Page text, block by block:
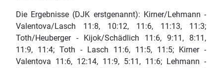
Die Ergebnisse (DJK erstgenannt): Kirner/Lehmann -
Valentova/Lasch 11:8, 10:12, 11:6, 11:13, 11:3;
Toth/Heuberger - Kijok/Schädlich 11:6, 9:11, 8:11,
11:9, 11:4; Toth - Lasch 11:6, 11:5, 11:5; Kirner -
Valentova 11:6, 12:14, 11:9, 5:11, 11:6; Lehmann -